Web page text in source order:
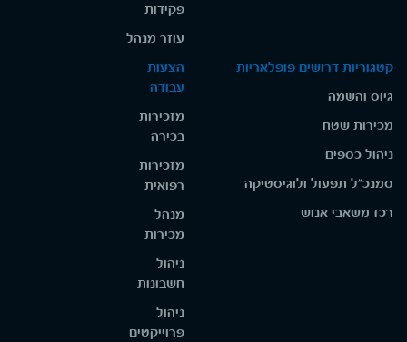
פקידות
עוזר מנהל
קטגוריות דרושים פופלאריות
גיוס והשמה
מכירות שטח
ניהול כספים
סמנכ"ל תפעול ולוגיסטיקה
רכז משאבי אנוש
הצעות
עבודה
מזכירות
בכירה
מזכירות
רפואית
מנהל
מכירות
ניהול
חשבונות
ניהול
פרוייקטים